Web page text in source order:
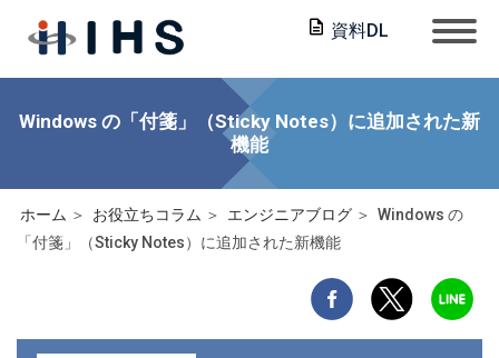
資料DL
Windows の「付箋」（Sticky Notes）に追加された新
機能
ホーム お役立ちコラム エンジニアブログ
Windows の
「付箋」（Sticky Notes）に追加された新機能